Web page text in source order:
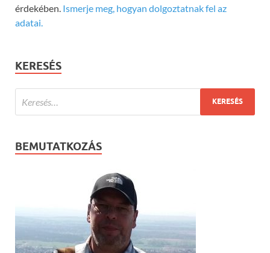
érdekében. Ismerje meg, hogyan dolgoztatnak fel az
adatai.
KERESÉS
BEMUTATKOZÁS